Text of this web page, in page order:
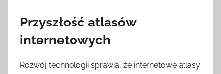
Przyszłość atlasów
internetowych
Rozwój technologii sprawia, że internetowe atlasy